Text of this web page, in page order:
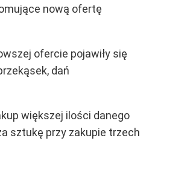
nową ofertę
ofercie pojawiły się
dań
większej ilości danego
sztukę przy zakupie trzech